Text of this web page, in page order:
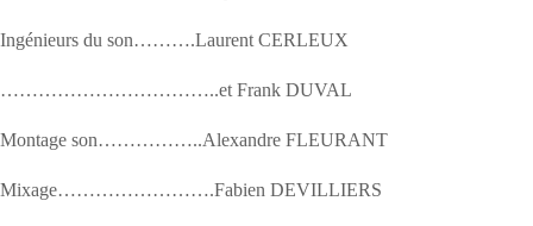
Ingénieurs du son……….Laurent CERLEUX
……………………………..et Frank DUVAL
Montage son……………..Alexandre FLEURANT
Mixage…………………….Fabien DEVILLIERS